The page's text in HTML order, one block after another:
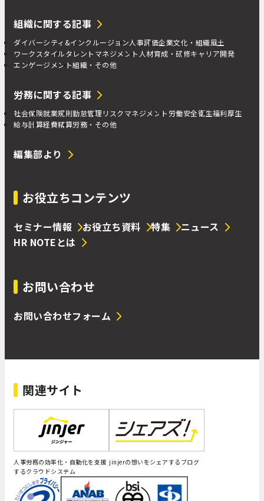
組織に関する記事
ダイバーシティ&インクルージョン人事評価企業文化・組織風土
ワークスタイルタレントマネジメント人材育成・研修キャリア開発
エンゲージメント組織・その他
労務に関する記事
社会保険就業規則勤怠管理リスクマネジメント 労働安全衛生福利厚生
給与計算経費精算労務・その他
編集部より
お役立ちコンテンツ
セミナー情報 お役立ち資料 特集
ニュース
HR NOTEとは
お問い合わせ
お問い合わせフォーム
関連サイト
人事労務の効率化・自動化を支援
するクラウドシステム
jinjerの想いをシェアするブログ